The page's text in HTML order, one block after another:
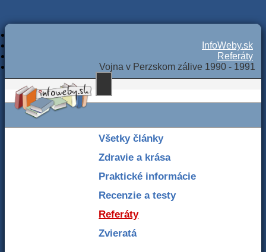
InfoWeby.sk
Referáty
Vojna v Perzskom zálive 1990 - 1991
Všetky články
Zdravie a krása
Praktické informácie
Recenzie a testy
Referáty
Zvieratá